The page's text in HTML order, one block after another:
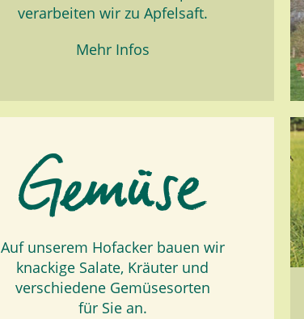
verarbeiten wir zu Apfelsaft.
Mehr Infos
Auf unserem Hofacker bauen wir
knackige Salate, Kräuter und
verschiedene Gemüsesorten
für Sie an.